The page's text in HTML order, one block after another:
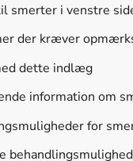
smerter i venstre
der kræver
dette indlæg
information om
for